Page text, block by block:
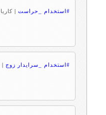
#استخدام _حراست |
#استخدام _سرایدار زوج |